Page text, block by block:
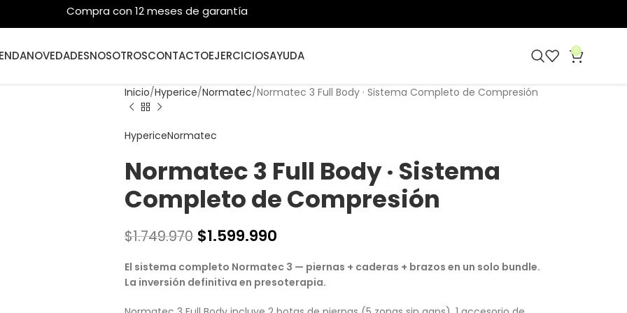
Compra con 12 meses de garantía
NOVEDADESNOSOTROSCONTACTOEJERCICIOSAYUDA 0
Inicio Hyperice Normatec Normatec 3 Full Body · Sistema Completo de Compresión
HypericeNormatec
Normatec 3 Full Body · Sistema
Completo de Compresión
$1.749.970 $1.599.990
El sistema completo Normatec 3 — piernas + caderas + brazos en un solo bundle.
La inversión definitiva en presoterapia.